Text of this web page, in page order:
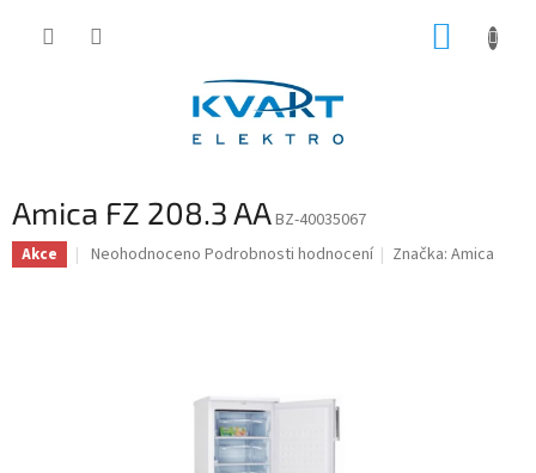
Amica FZ 208.3 AABZ-40035067
Akce
Průměrné
Neohodnoceno Podrobnosti hodnocení Značka:Amica